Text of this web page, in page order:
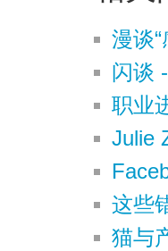
漫谈
闪谈
职业
Julie
这些
猫与